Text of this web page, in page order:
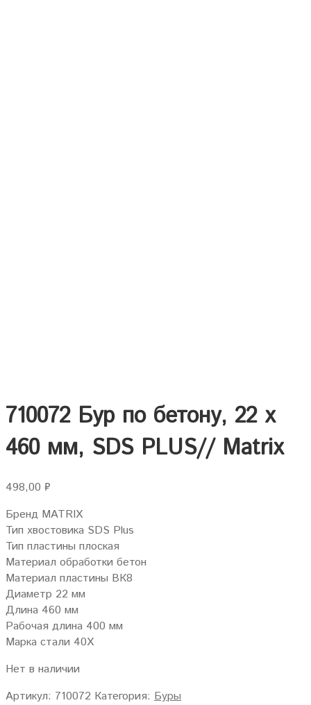
710072 Бур по бетону, 22 х
460 мм, SDS PLUS// Matrix
498,00 ₽
Бренд MATRIX
Тип хвостовика SDS Plus
Тип пластины плоская
Материал обработки бетон
Материал пластины ВК8
Диаметр 22 мм
Длина 460 мм
Рабочая длина 400 мм
Марка стали 40Х
Нет в наличии
Артикул: 710072 Категория: Буры